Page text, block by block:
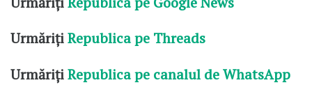
UrmărițiRepublica pe Threads
UrmărițiRepublica pe canalul de WhatsApp